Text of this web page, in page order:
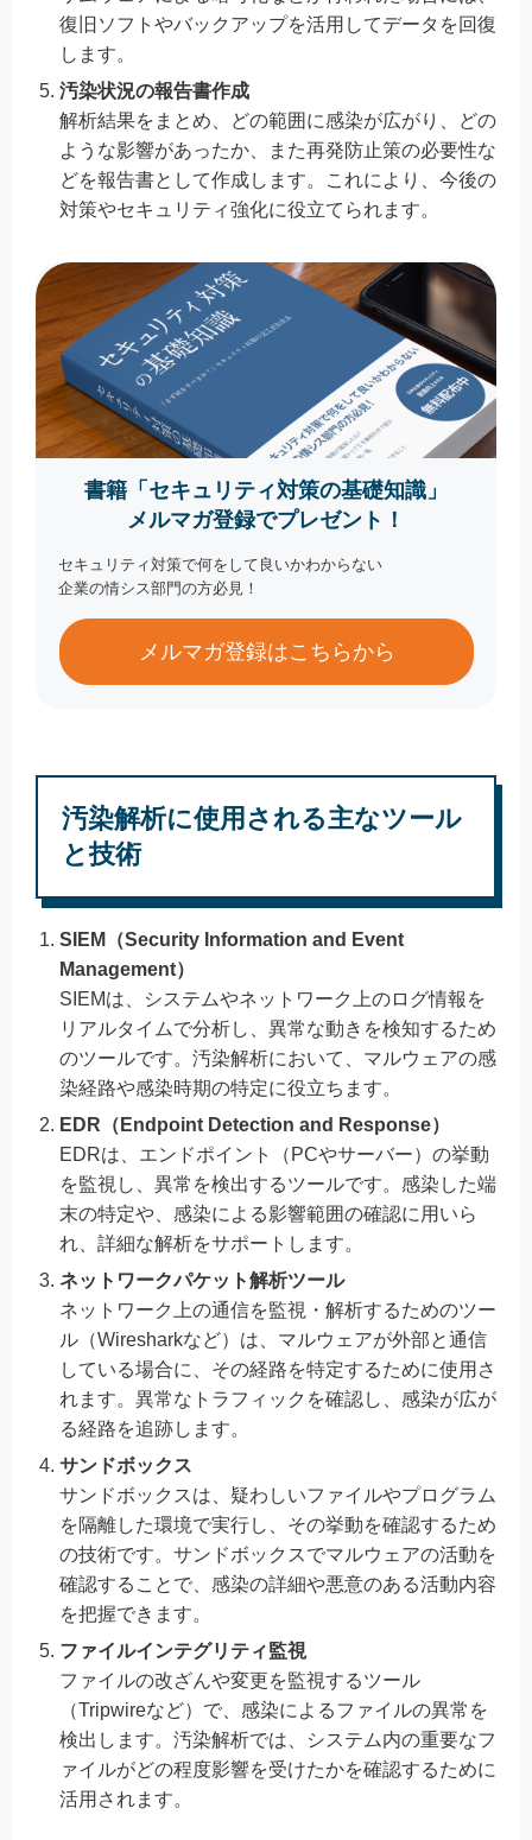
復旧ソフトやバックアップを活用してデータを回復
します。
汚染状況の報告書作成
解析結果をまとめ、どの範囲に感染が広がり、どの
ような影響があったか、また再発防止策の必要性な
どを報告書として作成します。これにより、今後の
対策やセキュリティ強化に役立てられます。
書籍「セキュリティ対策の基礎知識」
メルマガ登録でプレゼント！
セキュリティ対策で何をして良いかわからない
企業の情シス部門の方必見！
メルマガ登録はこちらから
汚染解析に使用される主なツール
と技術
SIEM（Security Information and Event
Management）
SIEMは、システムやネットワーク上のログ情報を
リアルタイムで分析し、異常な動きを検知するため
のツールです。汚染解析において、マルウェアの感
染経路や感染時期の特定に役立ちます。
EDR（Endpoint Detection and Response）
EDRは、エンドポイント（PCやサーバー）の挙動
を監視し、異常を検出するツールです。感染した端
末の特定や、感染による影響範囲の確認に用いら
れ、詳細な解析をサポートします。
ネットワークパケット解析ツール
ネットワーク上の通信を監視・解析するためのツー
ル（Wiresharkなど）は、マルウェアが外部と通信
している場合に、その経路を特定するために使用さ
れます。異常なトラフィックを確認し、感染が広が
る経路を追跡します。
サンドボックス
サンドボックスは、疑わしいファイルやプログラム
を隔離した環境で実行し、その挙動を確認するため
の技術です。サンドボックスでマルウェアの活動を
確認することで、感染の詳細や悪意のある活動内容
を把握できます。
ファイルインテグリティ監視
ファイルの改ざんや変更を監視するツール
（Tripwireなど）で、感染によるファイルの異常を
検出します。汚染解析では、システム内の重要なフ
ァイルがどの程度影響を受けたかを確認するために
活用されます。